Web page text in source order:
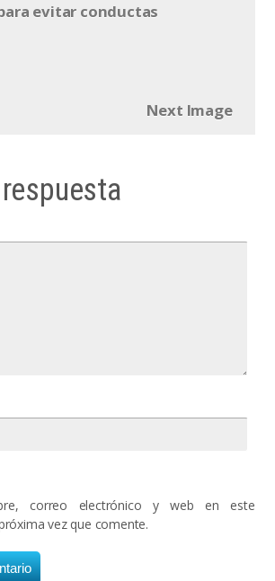
evitar conductas
Next Image
correo electrónico y web en este
vez que comente.